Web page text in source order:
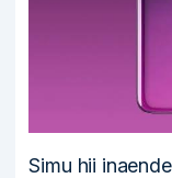
Simu hii